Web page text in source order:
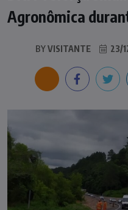
Agronômica
BYVISITANTE 23/